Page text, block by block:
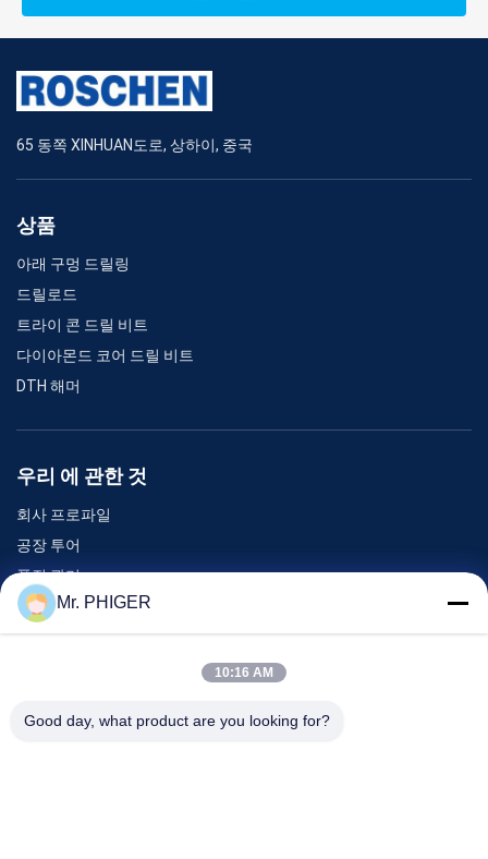
65 동쪽 XINHUAN도로, 상하이, 중국
상품
아래 구멍 드릴링
드릴로드
트라이 콘 드릴 비트
다이아몬드 코어 드릴 비트
DTH 해머
우리 에 관한 것
회사 프로파일
공장 투어
품질 관리
사이트맵
저희와 연락
이벤트
Mr. PHIGER
10:16 AM
Good day, what product are you looking for?